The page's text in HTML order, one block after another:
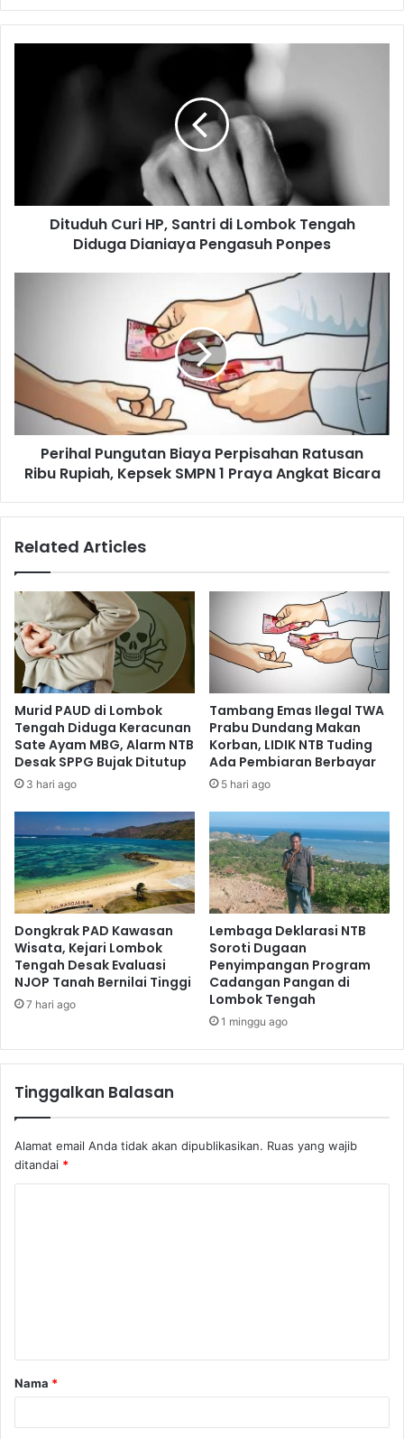
Dituduh Curi HP, Santri di Lombok Tengah
Diduga Dianiaya Pengasuh Ponpes
Perihal Pungutan Biaya Perpisahan Ratusan
Ribu Rupiah, Kepsek SMPN 1 Praya Angkat Bicara
Related Articles
Murid PAUD di Lombok
Tengah Diduga Keracunan
Sate Ayam MBG, Alarm NTB
Desak SPPG Bujak Ditutup
3 hari ago
Tambang Emas Ilegal TWA
Prabu Dundang Makan
Korban, LIDIK NTB Tuding
Ada Pembiaran Berbayar
5 hari ago
Dongkrak PAD Kawasan
Wisata, Kejari Lombok
Tengah Desak Evaluasi
NJOP Tanah Bernilai Tinggi
7 hari ago
Lembaga Deklarasi NTB
Soroti Dugaan
Penyimpangan Program
Cadangan Pangan di
Lombok Tengah
1 minggu ago
Tinggalkan Balasan
Alamat email Anda tidak akan dipublikasikan. Ruas yang wajib
ditandai *
a
r
Nama *